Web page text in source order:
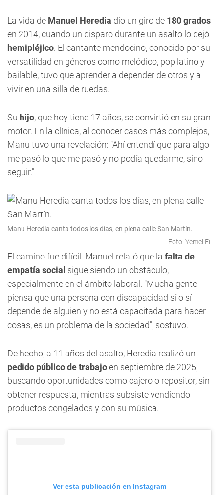
La vida de Manuel Heredia dio un giro de 180 grados
en 2014, cuando un disparo durante un asalto lo dejó
hemipléjico. El cantante mendocino, conocido por su
versatilidad en géneros como melódico, pop latino y
bailable, tuvo que aprender a depender de otros y a
vivir en una silla de ruedas.
Su hijo, que hoy tiene 17 años, se convirtió en su gran
motor. En la clínica, al conocer casos más complejos,
Manu tuvo una revelación: "Ahí entendí que para algo
me pasó lo que me pasó y no podía quedarme, sino
seguir."
Manu Heredia canta todos los días, en plena calle San Martín.
Foto: Yemel Fil
El camino fue difícil. Manuel relató que la falta de
empatía social sigue siendo un obstáculo,
especialmente en el ámbito laboral. "Mucha gente
piensa que una persona con discapacidad sí o sí
depende de alguien y no está capacitada para hacer
cosas, es un problema de la sociedad", sostuvo.
De hecho, a 11 años del asalto, Heredia realizó un
pedido público de trabajoen septiembre de 2025,
buscando oportunidades como cajero o repositor, sin
obtener respuesta, mientras subsiste vendiendo
productos congelados y con su música.
Ver esta publicación en Instagram